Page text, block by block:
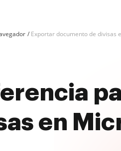
Exportar documento de divisas
en